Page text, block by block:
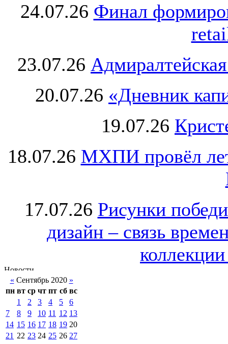
24.07.26 Финал
23.07.26
20.07.26 «Дневник
19.07.26
18.07.26 МХПИ провёл
17.07.26 Рисунки
дизайн – связь
« Сентябрь 2020 »
пн вт ср чт пт сб вс
1
2 3 4 5
6
7
8 9 10 11 12 13
14 15 16 17 18 19 20
21 22 23 24 25 26 27